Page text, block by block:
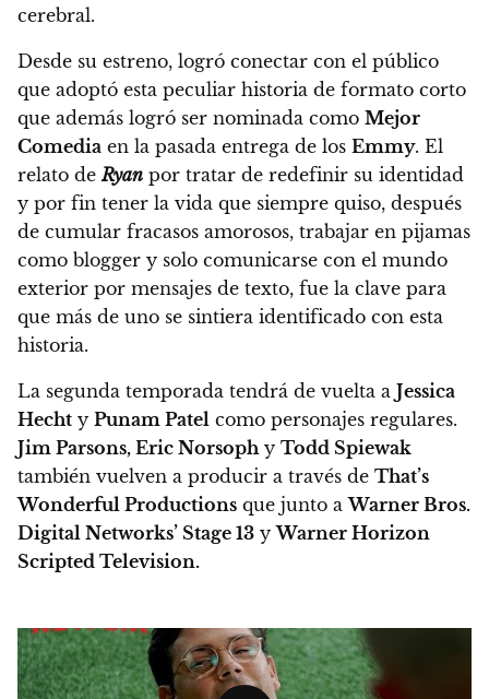
cerebral.
Desde su estreno, logró conectar con el público
que adoptó esta peculiar historia de formato corto
que además logró ser nominada como Mejor
Comedia en la pasada entrega de los Emmy. El
relato deRyan por tratar de redefinir su identidad
y por fin tener la vida que siempre quiso, después
de cumular fracasos amorosos, trabajar en pijamas
como blogger y solo comunicarse con el mundo
exterior por mensajes de texto, fue la clave para
que más de uno se sintiera identificado con esta
historia.
La segunda temporada tendrá de vuelta a Jessica
Hecht y Punam Patel como personajes regulares.
Jim Parsons, Eric Norsophy Todd Spiewak
también vuelven a producir a través de That’s
Wonderful Productions que junto aWarner Bros.
Digital Networks’ Stage 13 yWarner Horizon
Scripted Television.